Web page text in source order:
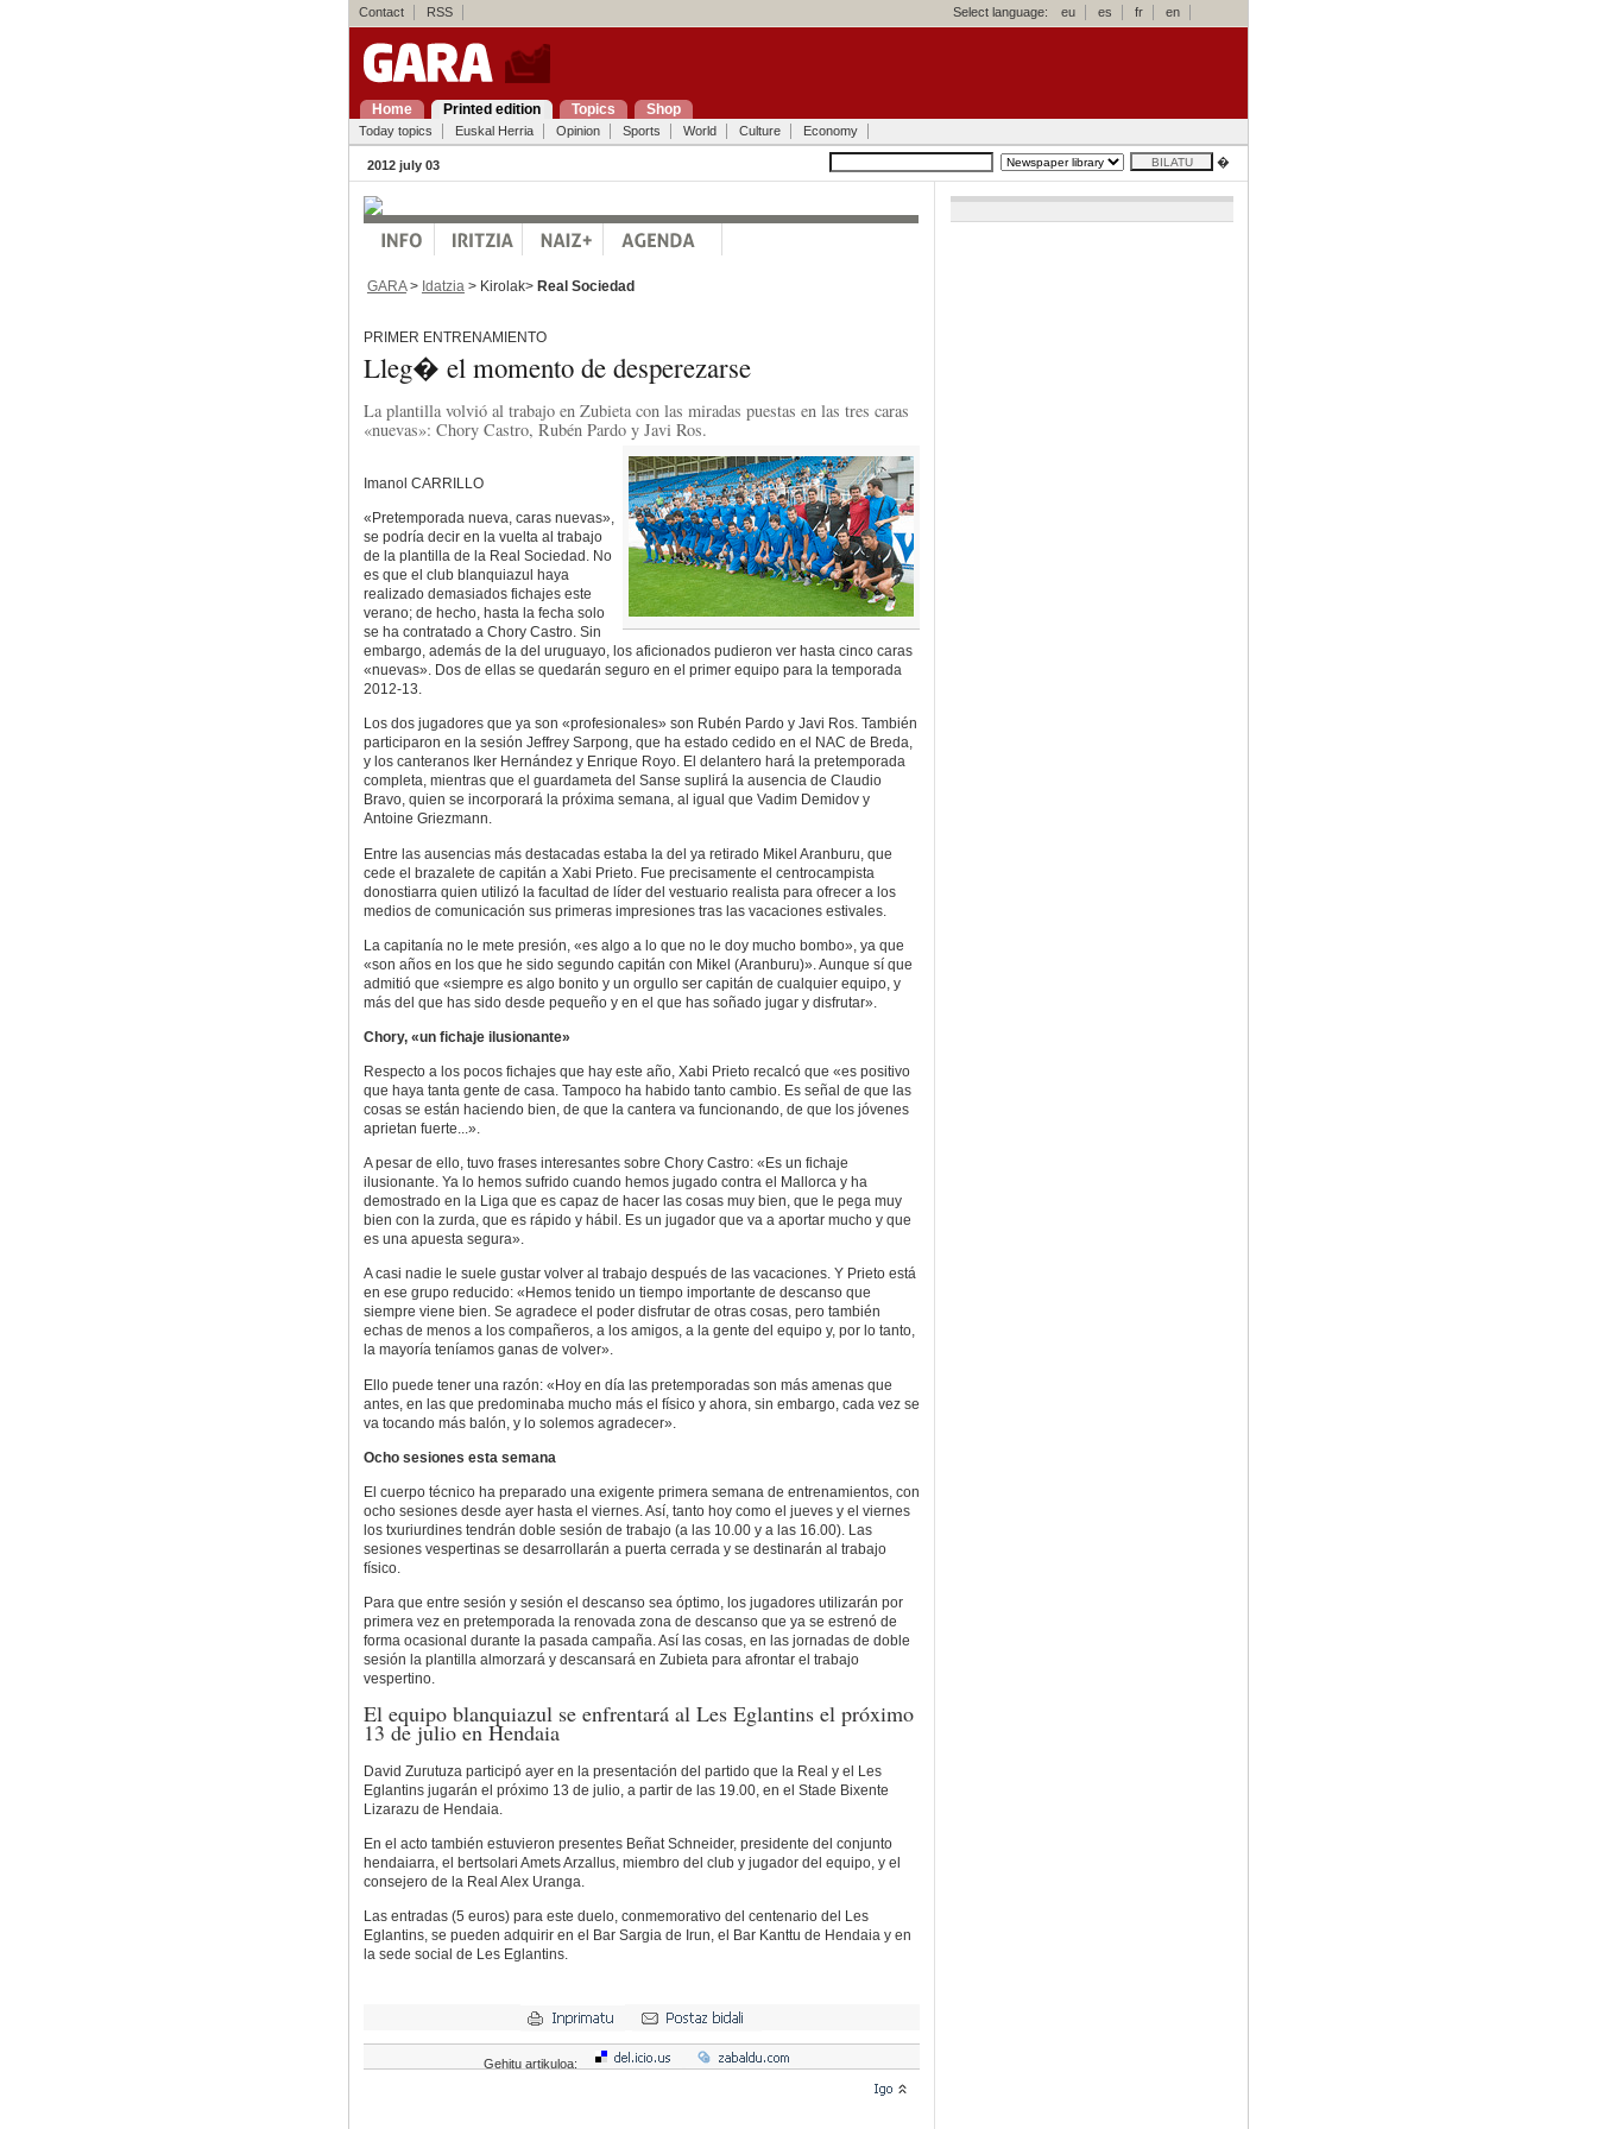
Contact RSS Select language: eu es fr en
Home Printed edition Topics Shop
Today topics Euskal Herria Opinion Sports World Culture Economy
2012 july 03 �
GARA> Idatzia > Kirolak> Real Sociedad
PRIMER ENTRENAMIENTO
Lleg� el momento de desperezarse
La plantilla volvió al trabajo en Zubieta con las miradas puestas en las tres caras
«nuevas»: Chory Castro, Rubén Pardo y Javi Ros.
Imanol CARRILLO
«Pretemporada nueva, caras nuevas»,
se podría decir en la vuelta al trabajo
de la plantilla de la Real Sociedad. No
es que el club blanquiazul haya
realizado demasiados fichajes este
verano; de hecho, hasta la fecha solo
se ha contratado a Chory Castro. Sin
embargo, además de la del uruguayo, los aficionados pudieron ver hasta cinco caras
«nuevas». Dos de ellas se quedarán seguro en el primer equipo para la temporada
2012-13.
Los dos jugadores que ya son «profesionales» son Rubén Pardo y Javi Ros. También
participaron en la sesión Jeffrey Sarpong, que ha estado cedido en el NAC de Breda,
y los canteranos Iker Hernández y Enrique Royo. El delantero hará la pretemporada
completa, mientras que el guardameta del Sanse suplirá la ausencia de Claudio
Bravo, quien se incorporará la próxima semana, al igual que Vadim Demidov y
Antoine Griezmann.
Entre las ausencias más destacadas estaba la del ya retirado Mikel Aranburu, que
cede el brazalete de capitán a Xabi Prieto. Fue precisamente el centrocampista
donostiarra quien utilizó la facultad de líder del vestuario realista para ofrecer a los
medios de comunicación sus primeras impresiones tras las vacaciones estivales.
La capitanía no le mete presión, «es algo a lo que no le doy mucho bombo», ya que
«son años en los que he sido segundo capitán con Mikel (Aranburu)». Aunque sí que
admitió que «siempre es algo bonito y un orgullo ser capitán de cualquier equipo, y
más del que has sido desde pequeño y en el que has soñado jugar y disfrutar».
Chory, «un fichaje ilusionante»
Respecto a los pocos fichajes que hay este año, Xabi Prieto recalcó que «es positivo
que haya tanta gente de casa. Tampoco ha habido tanto cambio. Es señal de que las
cosas se están haciendo bien, de que la cantera va funcionando, de que los jóvenes
aprietan fuerte...».
A pesar de ello, tuvo frases interesantes sobre Chory Castro: «Es un fichaje
ilusionante. Ya lo hemos sufrido cuando hemos jugado contra el Mallorca y ha
demostrado en la Liga que es capaz de hacer las cosas muy bien, que le pega muy
bien con la zurda, que es rápido y hábil. Es un jugador que va a aportar mucho y que
es una apuesta segura».
A casi nadie le suele gustar volver al trabajo después de las vacaciones. Y Prieto está
en ese grupo reducido: «Hemos tenido un tiempo importante de descanso que
siempre viene bien. Se agradece el poder disfrutar de otras cosas, pero también
echas de menos a los compañeros, a los amigos, a la gente del equipo y, por lo tanto,
la mayoría teníamos ganas de volver».
Ello puede tener una razón: «Hoy en día las pretemporadas son más amenas que
antes, en las que predominaba mucho más el físico y ahora, sin embargo, cada vez se
va tocando más balón, y lo solemos agradecer».
Ocho sesiones esta semana
El cuerpo técnico ha preparado una exigente primera semana de entrenamientos, con
ocho sesiones desde ayer hasta el viernes. Así, tanto hoy como el jueves y el viernes
los txuriurdines tendrán doble sesión de trabajo (a las 10.00 y a las 16.00). Las
sesiones vespertinas se desarrollarán a puerta cerrada y se destinarán al trabajo
físico.
Para que entre sesión y sesión el descanso sea óptimo, los jugadores utilizarán por
primera vez en pretemporada la renovada zona de descanso que ya se estrenó de
forma ocasional durante la pasada campaña. Así las cosas, en las jornadas de doble
sesión la plantilla almorzará y descansará en Zubieta para afrontar el trabajo
vespertino.
El equipo blanquiazul se enfrentará al Les Eglantins el próximo
13 de julio en Hendaia
David Zurutuza participó ayer en la presentación del partido que la Real y el Les
Eglantins jugarán el próximo 13 de julio, a partir de las 19.00, en el Stade Bixente
Lizarazu de Hendaia.
En el acto también estuvieron presentes Beñat Schneider, presidente del conjunto
hendaiarra, el bertsolari Amets Arzallus, miembro del club y jugador del equipo, y el
consejero de la Real Alex Uranga.
Las entradas (5 euros) para este duelo, conmemorativo del centenario del Les
Eglantins, se pueden adquirir en el Bar Sargia de Irun, el Bar Kanttu de Hendaia y en
la sede social de Les Eglantins.
Gehitu artikuloa: